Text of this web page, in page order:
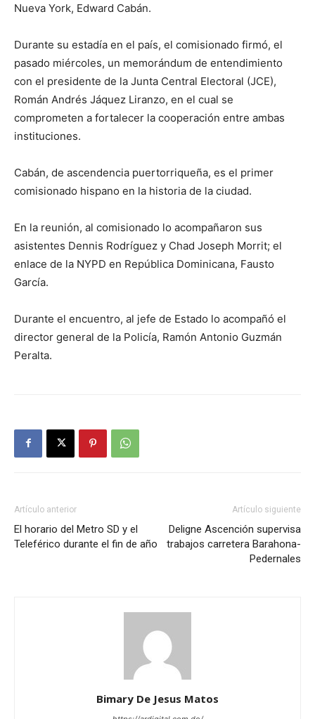
Nueva York, Edward Cabán.
Durante su estadía en el país, el comisionado firmó, el
pasado miércoles, un memorándum de entendimiento
con el presidente de la Junta Central Electoral (JCE),
Román Andrés Jáquez Liranzo, en el cual se
comprometen a fortalecer la cooperación entre ambas
instituciones.
Cabán, de ascendencia puertorriqueña, es el primer
comisionado hispano en la historia de la ciudad.
En la reunión, al comisionado lo acompañaron sus
asistentes Dennis Rodríguez y Chad Joseph Morrit; el
enlace de la NYPD en República Dominicana, Fausto
García.
Durante el encuentro, al jefe de Estado lo acompañó el
director general de la Policía, Ramón Antonio Guzmán
Peralta.
Artículo anterior
El horario del Metro SD y el
Teleférico durante el fin de año
Artículo siguiente
Deligne Ascención supervisa
trabajos carretera Barahona-
Pedernales
Bimary De Jesus Matos